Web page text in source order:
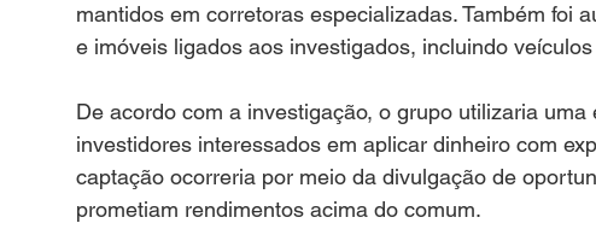
mantidos em corretoras especializadas. Também foi
e imóveis ligados aos investigados, incluindo
De acordo com a investigação, o grupo utilizaria
investidores interessados em aplicar dinheiro com
captação ocorreria por meio da divulgação de
prometiam rendimentos acima do comum.